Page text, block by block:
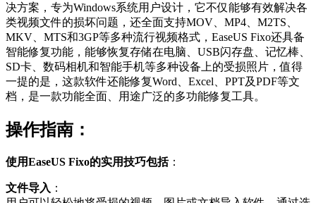
决方案，专为Windows系统用户设计，它不仅能够有效解决各
类视频文件的损坏问题，还全面支持MOV、MP4、M2TS、
MKV、MTS和3GP等多种流行视频格式，EaseUS Fixo还具备
智能修复功能，能够恢复存储在电脑、USB闪存盘、记忆棒、
SD卡、数码相机和智能手机等多种设备上的受损照片，值得
一提的是，这款软件还能修复Word、Excel、PPT及PDF等文
档，是一款功能全面、用途广泛的多功能修复工具。
操作指南 ：
使用EaseUS Fixo的实用技巧包括：
文件导入 ：